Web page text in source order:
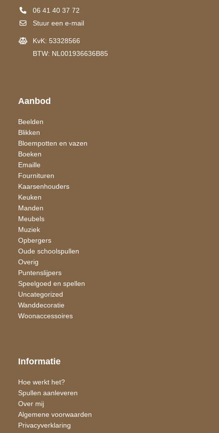
06 41 40 37 72
Stuur een e-mail
KvK: 53328566
BTW: NL001936636B85
Aanbod
Beelden
Blikken
Bloempotten en vazen
Boeken
Emaille
Fournituren
Kaarsen​houders
Keuken
Manden
Meubels
Muziek
Opbergers
Oude schoolspullen
Overig
Puntenslijpers
Speelgoed en spellen
Uncategorized
Wand​decoratie
Woon​accessoires
Informatie
Hoe werkt het?
Spullen aanleveren
Over mij
Algemene voorwaarden
Privacyverklaring